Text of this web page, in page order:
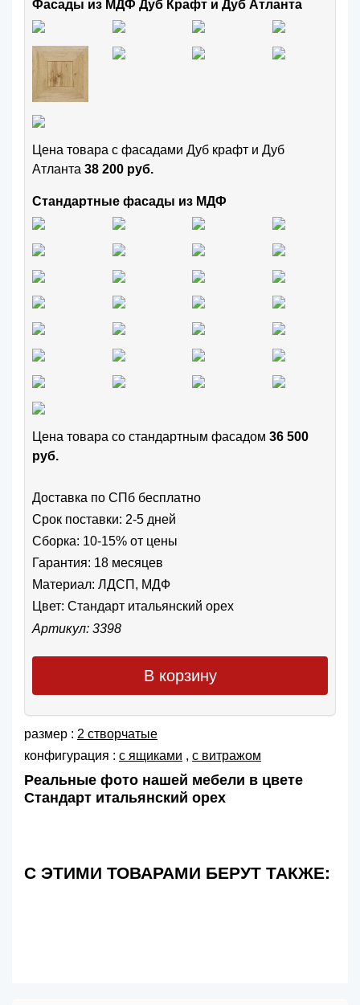
Фасады из МДФ Дуб Крафт и Дуб Атланта
Цена товара с фасадами Дуб крафт и Дуб
Атланта 38 200 руб.
Стандартные фасады из МДФ
Цена товара cо стандартным фасадом 36 500
руб.
Доставка по СПб бесплатно
Срок поставки: 2-5 дней
Сборка: 10-15% от цены
Гарантия: 18 месяцев
Материал: ЛДСП, МДФ
Цвет: Стандарт итальянский орех
Артикул: 3398
В корзину
размер : 2 створчатые
конфигурация : с ящиками , с витражом
Реальные фото нашей мебели в цвете
Стандарт итальянский орех
С ЭТИМИ ТОВАРАМИ БЕРУТ ТАКЖЕ: